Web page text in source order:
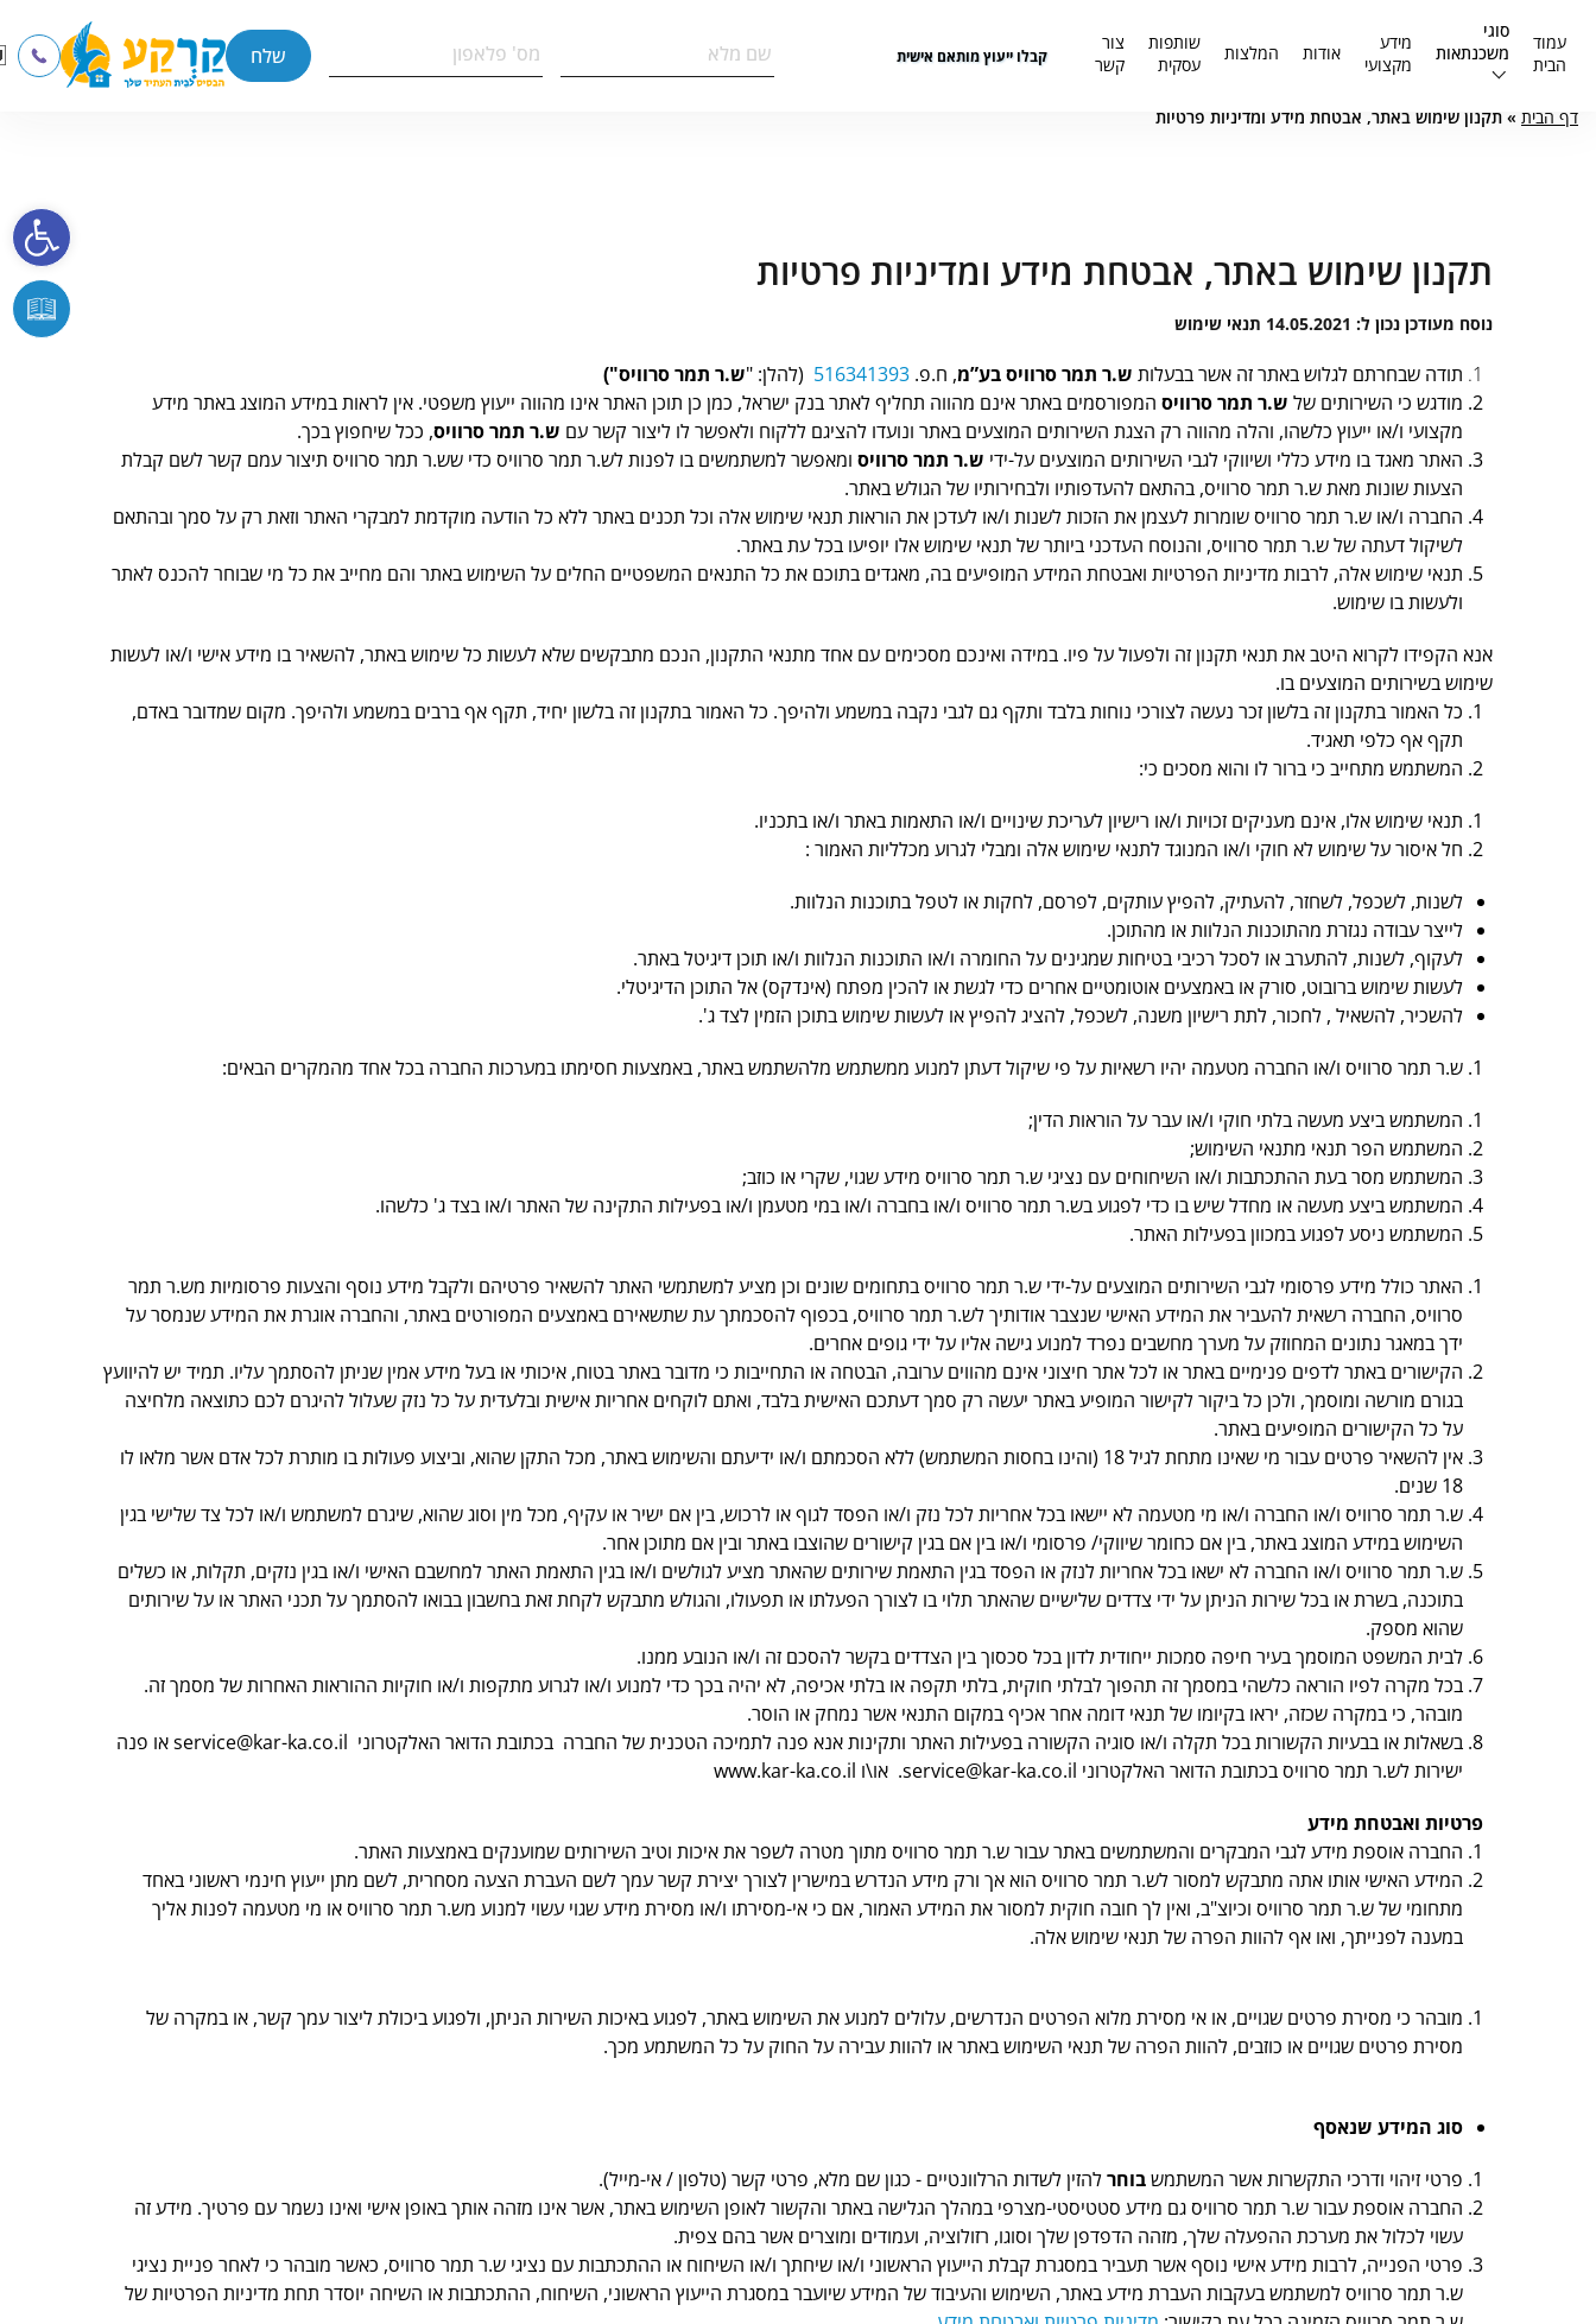
פתח
עמוד
הבית
סוגי
משכנתאות
מידע
מקצועי
אודות המלצות
שותפות
עסקית
צור
קשר
קבלו ייעוץ מותאם אישית שלח
דף הבית » תקנון שימוש באתר, אבטחת מידע ומדיניות פרטיות
תקנון שימוש באתר, אבטחת מידע ומדיניות פרטיות
נוסח מעודכן נכון ל: 14.05.2021 תנאי שימוש
תודה שבחרתם לגלוש באתר זה אשר בבעלות ש.ר תמר סרוויס בע”מ, ח.פ. 516341393 (להלן: "ש.ר תמר סרוויס")
מודגש כי השירותים של ש.ר תמר סרוויס המפורסמים באתר אינם מהווה תחליף לאתר בנק ישראל, כמן כן תוכן האתר אינו מהווה ייעוץ משפטי. אין לראות במידע המוצג באתר מידע
מקצועי ו/או ייעוץ כלשהו, והלה מהווה רק הצגת השירותים המוצעים באתר ונועדו להציגם ללקוח ולאפשר לו ליצור קשר עם ש.ר תמר סרוויס, ככל שיחפוץ בכך.
האתר מאגד בו מידע כללי ושיווקי לגבי השירותים המוצעים על-ידי ש.ר תמר סרוויס ומאפשר למשתמשים בו לפנות לש.ר תמר סרוויס כדי שש.ר תמר סרוויס תיצור עמם קשר לשם קבלת
הצעות שונות מאת ש.ר תמר סרוויס, בהתאם להעדפותיו ולבחירותיו של הגולש באתר.
החברה ו/או ש.ר תמר סרוויס שומרות לעצמן את הזכות לשנות ו/או לעדכן את הוראות תנאי שימוש אלה וכל תכנים באתר ללא כל הודעה מוקדמת למבקרי האתר וזאת רק על סמך ובהתאם
לשיקול דעתה של ש.ר תמר סרוויס, והנוסח העדכני ביותר של תנאי שימוש אלו יופיעו בכל עת באתר.
תנאי שימוש אלה, לרבות מדיניות הפרטיות ואבטחת המידע המופיעים בה, מאגדים בתוכם את כל התנאים המשפטיים החלים על השימוש באתר והם מחייב את כל מי שבוחר להכנס לאתר
ולעשות בו שימוש.
אנא הקפידו לקרוא היטב את תנאי תקנון זה ולפעול על פיו. במידה ואינכם מסכימים עם אחד מתנאי התקנון, הנכם מתבקשים שלא לעשות כל שימוש באתר, להשאיר בו מידע אישי ו/או לעשות
שימוש בשירותים המוצעים בו.
כל האמור בתקנון זה בלשון זכר נעשה לצורכי נוחות בלבד ותקף גם לגבי נקבה במשמע ולהיפך. כל האמור בתקנון זה בלשון יחיד, תקף אף ברבים במשמע ולהיפך. מקום שמדובר באדם,
תקף אף כלפי תאגיד.
המשתמש מתחייב כי ברור לו והוא מסכים כי:
תנאי שימוש אלו, אינם מעניקים זכויות ו/או רישיון לעריכת שינויים ו/או התאמות באתר ו/או בתכניו.
חל איסור על שימוש לא חוקי ו/או המנוגד לתנאי שימוש אלה ומבלי לגרוע מכלליות האמור :
לשנות, לשכפל, לשחזר, להעתיק, להפיץ עותקים, לפרסם, לחקות או לטפל בתוכנות הנלוות.
לייצר עבודה נגזרת מהתוכנות הנלוות או מהתוכן.
לעקוף, לשנות, להתערב או לסכל רכיבי בטיחות שמגינים על החומרה ו/או התוכנות הנלוות ו/או תוכן דיגיטל באתר.
לעשות שימוש ברובוט, סורק או באמצעים אוטומטיים אחרים כדי לגשת או להכין מפתח (אינדקס) אל התוכן הדיגיטלי.
להשכיר, להשאיל , לחכור, לתת רישיון משנה, לשכפל, להציג להפיץ או לעשות שימוש בתוכן הזמין לצד ג'.
ש.ר תמר סרוויס ו/או החברה מטעמה יהיו רשאיות על פי שיקול דעתן למנוע ממשתמש מלהשתמש באתר, באמצעות חסימתו במערכות החברה בכל אחד מהמקרים הבאים:
המשתמש ביצע מעשה בלתי חוקי ו/או עבר על הוראות הדין;
המשתמש הפר תנאי מתנאי השימוש;
המשתמש מסר בעת ההתכתבות ו/או השיחוחים עם נציגי ש.ר תמר סרוויס מידע שגוי, שקרי או כוזב;
המשתמש ביצע מעשה או מחדל שיש בו כדי לפגוע בש.ר תמר סרוויס ו/או בחברה ו/או במי מטעמן ו/או בפעילות התקינה של האתר ו/או בצד ג' כלשהו.
המשתמש ניסע לפגוע במכוון בפעילות האתר.
האתר כולל מידע פרסומי לגבי השירותים המוצעים על-ידי ש.ר תמר סרוויס בתחומים שונים וכן מציע למשתמשי האתר להשאיר פרטיהם ולקבל מידע נוסף והצעות פרסומיות מש.ר תמר
סרוויס, החברה רשאית להעביר את המידע האישי שנצבר אודותיך לש.ר תמר סרוויס, בכפוף להסכמתך עת שתשאירם באמצעים המפורטים באתר, והחברה אוגרת את המידע שנמסר על
ידך במאגר נתונים המחוזק על מערך מחשבים נפרד למנוע גישה אליו על ידי גופים אחרים.
הקישורים באתר לדפים פנימיים באתר או לכל אתר חיצוני אינם מהווים ערובה, הבטחה או התחייבות כי מדובר באתר בטוח, איכותי או בעל מידע אמין שניתן להסתמך עליו. תמיד יש להיוועץ
בגורם מורשה ומוסמך, ולכן כל ביקור לקישור המופיע באתר יעשה רק סמך דעתכם האישית בלבד, ואתם לוקחים אחריות אישית ובלעדית על כל נזק שעלול להיגרם לכם כתוצאה מלחיצה
על כל הקישורים המופיעים באתר.
אין להשאיר פרטים עבור מי שאינו מתחת לגיל 18 (והינו בחסות המשתמש) ללא הסכמתם ו/או ידיעתם והשימוש באתר, מכל התקן שהוא, וביצוע פעולות בו מותרת לכל אדם אשר מלאו לו
18 שנים.
ש.ר תמר סרוויס ו/או החברה ו/או מי מטעמה לא יישאו בכל אחריות לכל נזק ו/או הפסד לגוף או לרכוש, בין אם ישיר או עקיף, מכל מין וסוג שהוא, שיגרם למשתמש ו/או לכל צד שלישי בגין
השימוש במידע המוצג באתר, בין אם כחומר שיווקי/ פרסומי ו/או בין אם בגין קישורים שהוצבו באתר ובין אם מתוכן אחר.
ש.ר תמר סרוויס ו/או החברה לא ישאו בכל אחריות לנזק או הפסד בגין התאמת שירותים שהאתר מציע לגולשים ו/או בגין התאמת האתר למחשבם האישי ו/או בגין נזקים, תקלות, או כשלים
בתוכנה, בשרת או בכל שירות הניתן על ידי צדדים שלישיים שהאתר תלוי בו לצורך הפעלתו או תפעולו, והגולש מתבקש לקחת זאת בחשבון בבואו להסתמך על תכני האתר או על שירותים
שהוא מספק.
לבית המשפט המוסמך בעיר חיפה סמכות ייחודית לדון בכל סכסוך בין הצדדים בקשר להסכם זה ו/או הנובע ממנו.
בכל מקרה לפיו הוראה כלשהי במסמך זה תהפוך לבלתי חוקית, בלתי תקפה או בלתי אכיפה, לא יהיה בכך כדי למנוע ו/או לגרוע מתקפות ו/או חוקיות ההוראות האחרות של מסמך זה.
מובהר, כי במקרה שכזה, יראו בקיומו של תנאי דומה אחר אכיף במקום התנאי אשר נמחק או הוסר.
בשאלות או בבעיות הקשורות בכל תקלה ו/או סוגיה הקשורה בפעילות האתר ותקינות אנא פנה לתמיכה הטכנית של החברה בכתובת הדואר האלקטרוני service@kar-ka.co.ilאו פנה
ישירות לש.ר תמר סרוויס בכתובת הדואר האלקטרוני service@kar-ka.co.il. או\ו www.kar-ka.co.il
פרטיות ואבטחת מידע
החברה אוספת מידע לגבי המבקרים והמשתמשים באתר עבור ש.ר תמר סרוויס מתוך מטרה לשפר את איכות וטיב השירותים שמוענקים באמצעות האתר.
המידע האישי אותו אתה מתבקש למסור לש.ר תמר סרוויס הוא אך ורק מידע הנדרש במישרין לצורך יצירת קשר עמך לשם העברת הצעה מסחרית, לשם מתן ייעוץ חינמי ראשוני באחד
מתחומי של ש.ר תמר סרוויס וכיוצ"ב, ואין לך חובה חוקית למסור את המידע האמור, אם כי אי-מסירתו ו/או מסירת מידע שגוי עשוי למנוע מש.ר תמר סרוויס או מי מטעמה לפנות אליך
במענה לפנייתך, ואו אף להוות הפרה של תנאי שימוש אלה.
מובהר כי מסירת פרטים שגויים, או אי מסירת מלוא הפרטים הנדרשים, עלולים למנוע את השימוש באתר, לפגוע באיכות השירות הניתן, ולפגוע ביכולת ליצור עמך קשר, או במקרה של
מסירת פרטים שגויים או כוזבים, להוות הפרה של תנאי השימוש באתר או להוות עבירה על החוק על כל המשתמע מכך.
סוג המידע שנאסף
פרטי זיהוי ודרכי התקשרות אשר המשתמשבוחרלהזין לשדות הרלוונטיים - כגון שם מלא, פרטי קשר (טלפון / אי-מייל).
החברה אוספת עבור ש.ר תמר סרוויס גם מידע סטטיסטי-מצרפי במהלך הגלישה באתר והקשור לאופן השימוש באתר, אשר אינו מזהה אותך באופן אישי ואינו נשמר עם פרטיך. מידע זה
עשוי לכלול את מערכת ההפעלה שלך, מזהה הדפדפן שלך וסוגו, רזולוציה, ועמודים ומוצרים אשר בהם צפית.
פרטי הפנייה, לרבות מידע אישי נוסף אשר תעביר במסגרת קבלת הייעוץ הראשוני ו/או שיחתך ו/או השיחוח או ההתכתבות עם נציגי ש.ר תמר סרוויס, כאשר מובהר כי לאחר פניית נציגי
ש.ר תמר סרוויס למשתמש בעקבות העברת מידע באתר, השימוש והעיבוד של המידע שיועבר במסגרת הייעוץ הראשוני, השיחוח, ההתכתבות או השיחה יוסדר תחת מדיניות הפרטיות של